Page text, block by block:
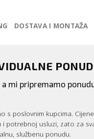
DOSTAVA I MONTAŽA
mi pripremamo
s poslovnim kupcima.
potrebnoj usluzi, zato za
službenu ponudu.